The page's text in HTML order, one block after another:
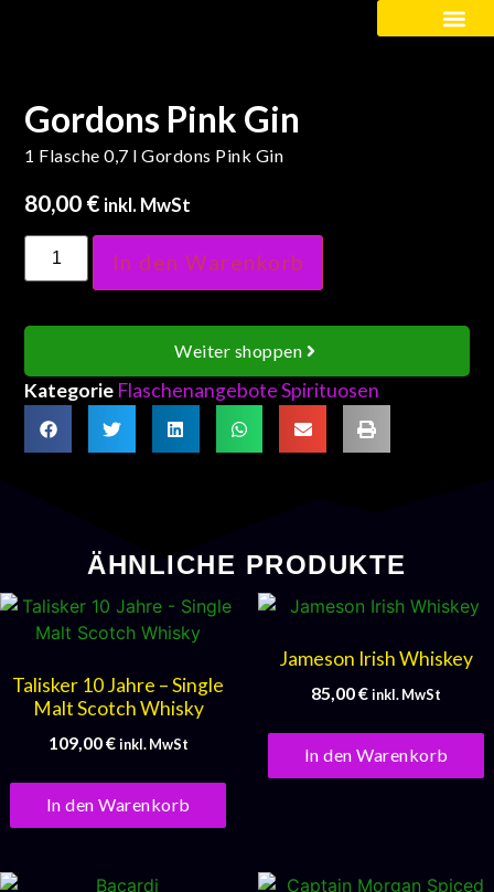
Gordons Pink Gin
1 Flasche 0,7 l Gordons Pink Gin
80,00 € inkl. MwSt
In den Warenkorb
Weiter shoppen
Kategorie Flaschenangebote Spirituosen
ÄHNLICHE PRODUKTE
Talisker 10 Jahre – Single
Malt Scotch Whisky
109,00€ inkl. MwSt
In den Warenkorb
Jameson Irish Whiskey
85,00€inkl. MwSt
In den Warenkorb